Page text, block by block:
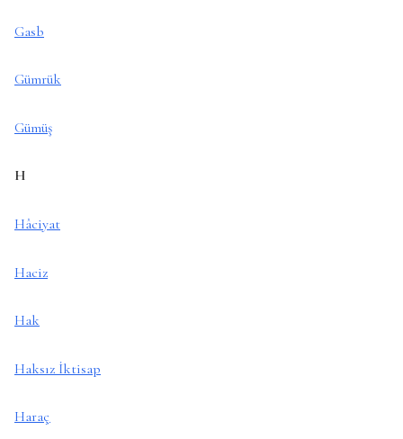
Gasb
Gümrük
Gümüş
H
Hâciyat
Haciz
Hak
Haksız İktisap
Haraç